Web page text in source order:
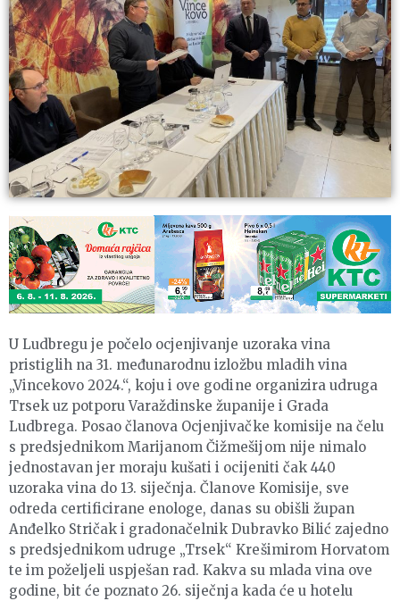
U Ludbregu je počelo ocjenjivanje uzoraka vina
pristiglih na 31. međunarodnu izložbu mladih vina
„Vincekovo 2024.“, koju i ove godine organizira udruga
Trsek uz potporu Varaždinske županije i Grada
Ludbrega. Posao članova Ocjenjivačke komisije na čelu
s predsjednikom Marijanom Čižmešijom nije nimalo
jednostavan jer moraju kušati i ocijeniti čak 440
uzoraka vina do 13. siječnja. Članove Komisije, sve
odreda certificirane enologe, danas su obišli župan
Anđelko Stričak i gradonačelnik Dubravko Bilić zajedno
s predsjednikom udruge „Trsek“ Krešimirom Horvatom
te im poželjeli uspješan rad. Kakva su mlada vina ove
godine, bit će poznato 26. siječnja kada će u hotelu